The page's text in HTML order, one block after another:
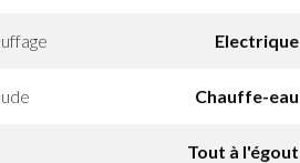
Electrique
Chauffe-eau
Tout à l'égout